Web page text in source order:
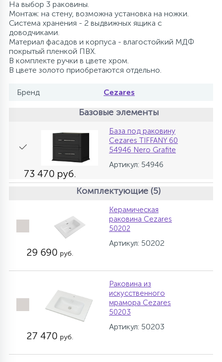
На выбор 3 раковины.
Монтаж: на стену, возможна установка на ножки.
Система хранения - 2 выдвижных ящика с
доводчиками.
Материал фасадов и корпуса - влагостойкий МДФ
покрытый пленкой ПВХ.
В комплекте ручки в цвете хром.
В цвете золото приобретаются отдельно.
Бренд Cezares
Базовые элементы
База под раковину
Cezares TIFFANY 60
54946 Nero Grafite
Артикул: 54946
73 470 руб.
Комплектующие (5)
Керамическая
раковина Cezares
50202
Артикул: 50202
29 690 руб.
Раковина из
искусственного
мрамора Cezares
50203
Артикул: 50203
27 470 руб.